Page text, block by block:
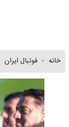
خانه فوتبال ایران